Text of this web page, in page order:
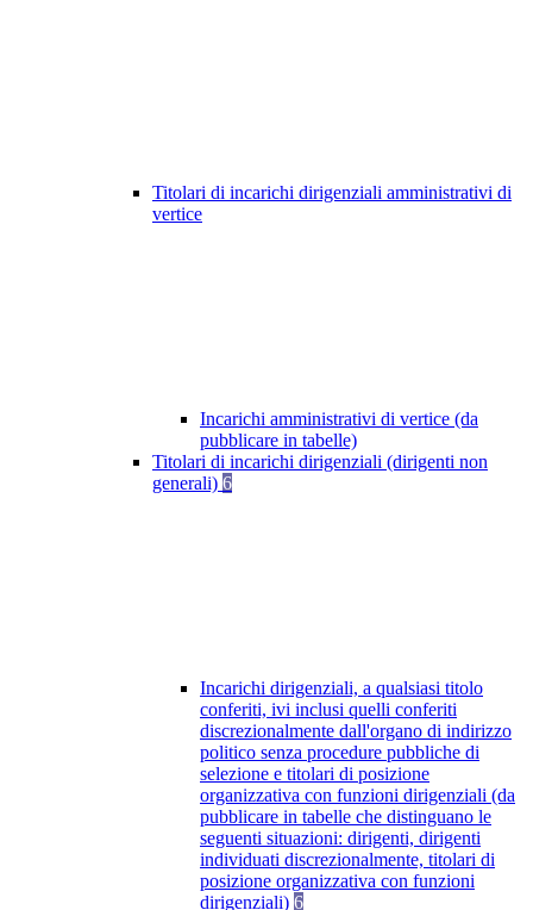
Titolari di incarichi dirigenziali amministrativi di
vertice
Incarichi amministrativi di vertice (da
pubblicare in tabelle)
Titolari di incarichi dirigenziali (dirigenti non
generali) 6
Incarichi dirigenziali, a qualsiasi titolo
conferiti, ivi inclusi quelli conferiti
discrezionalmente dall'organo di indirizzo
politico senza procedure pubbliche di
selezione e titolari di posizione
organizzativa con funzioni dirigenziali (da
pubblicare in tabelle che distinguano le
seguenti situazioni: dirigenti, dirigenti
individuati discrezionalmente, titolari di
posizione organizzativa con funzioni
dirigenziali) 6